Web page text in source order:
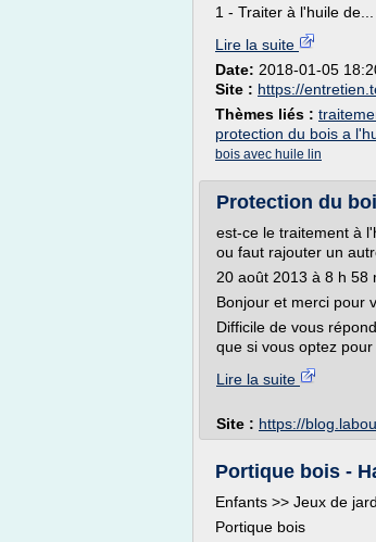
1 - Traiter à l'huile de...
Lire la suite
Date: 2018-01-05
Site : https://
Thèmes liés :
protection du bois a
bois avec huile lin
Protection du
est-ce le traitement à
ou faut rajouter un
20 août 2013 à 8 h 58
Bonjour et merci pour
Difficile de vous
que si vous optez pour
Lire la suite
Site : https://
Portique bois -
Enfants >> Jeux de
Portique bois